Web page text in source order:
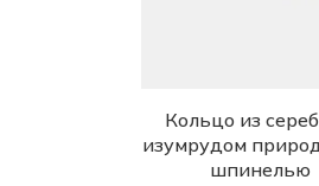
Кольцо из
изумрудом
шпинелью